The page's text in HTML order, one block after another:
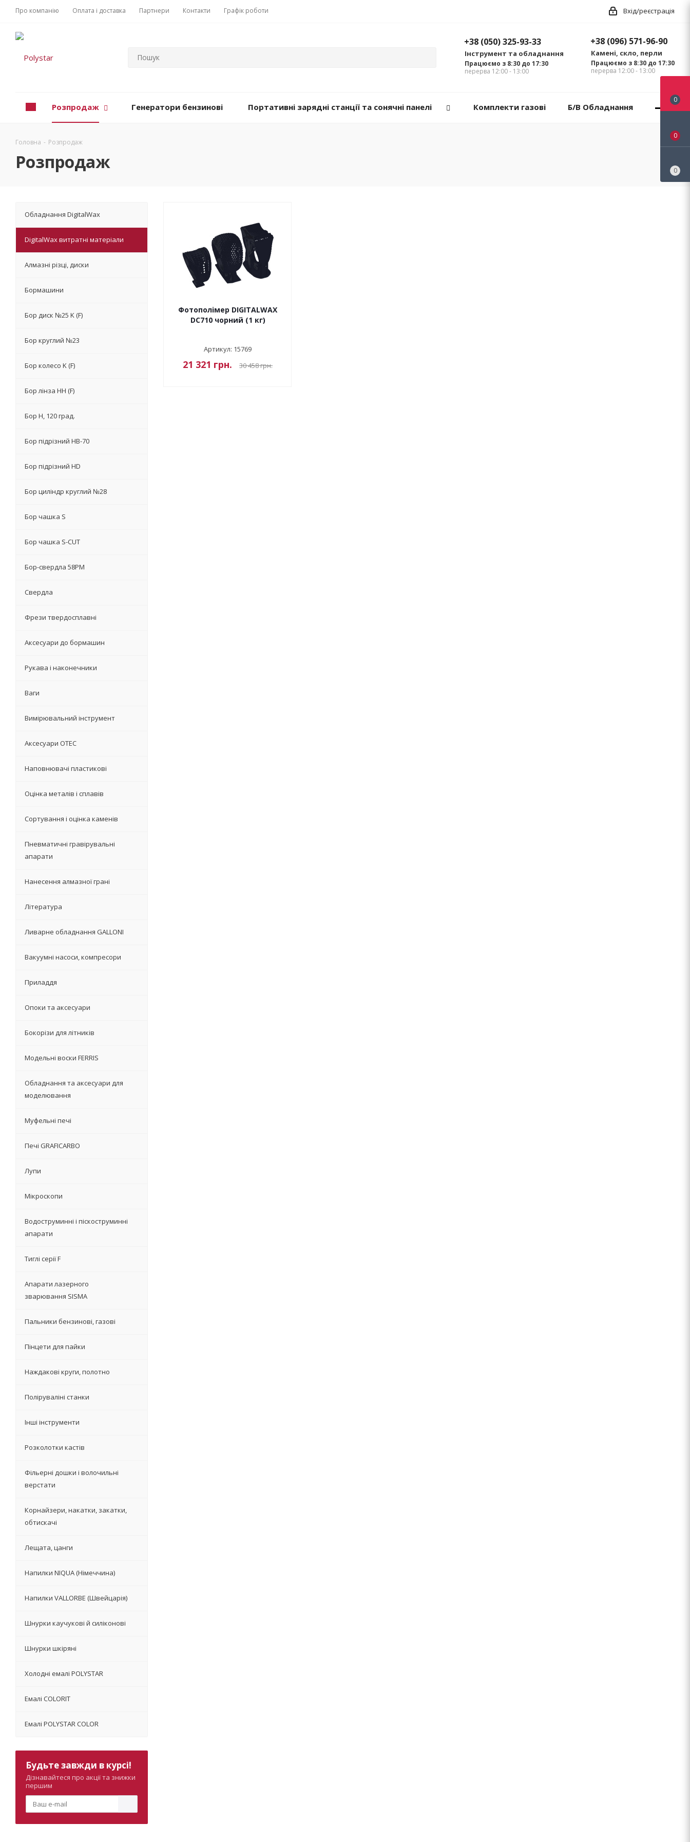
Про компанію Оплата і доставка Партнери Контакти Графік роботи Вхід/реєстрація
+38 (096) 571-96-90
Камені, скло, перли
Працюємо з 8:30 до 17:30
перерва 12:00 - 13:00
+38 (050) 325-93-33
Інструмент та обладнання
Працюємо з 8:30 до 17:30
перерва 12:00 - 13:00
Розпродаж Генератори бензинові Портативні зарядні станції та сонячні панелі Комплекти газові Б/В Обладнання
Головна - Розпродаж
Розпродаж
Фотополімер DIGITALWAX
DC710 чорний (1 кг)
Артикул: 15769
21 321 грн. 30 458грн.
Обладнання DigitalWax
DigitalWax витратні матеріали
Алмазні різці, диски
Бормашини
Бор диск №25 K (F)
Бор круглий №23
Бор колесо K (F)
Бор лінза НН (F)
Бор Н, 120 град.
Бор підрізний HB-70
Бор підрізний HD
Бор циліндр круглий №28
Бор чашка S
Бор чашка S-CUT
Бор-свердла 58PM
Свердла
Фрези твердосплавні
Аксесуари до бормашин
Рукава і наконечники
Ваги
Вимірювальний інструмент
Аксесуари OTEC
Наповнювачі пластикові
Оцінка металів і сплавів
Сортування і оцінка каменів
Пневматичні гравірувальні
апарати
Нанесення алмазної грані
Література
Ливарне обладнання GALLONI
Вакуумні насоси, компресори
Приладдя
Опоки та аксесуари
Бокорізи для літників
Модельні воски FERRIS
Обладнання та аксесуари для
моделювання
Муфельні печі
Печі GRAFICARBO
Лупи
Мікроскопи
Водоструминні і піскоструминні
апарати
Тиглі серії F
Апарати лазерного
зварювання SISMA
Пальники бензинові, газові
Пінцети для пайки
Наждакові круги, полотно
Поліруваліні станки
Інші інструменти
Розколотки кастів
Фільерні дошки і волочильні
верстати
Корнайзери, накатки, закатки,
обтискачі
Лещата, цанги
Напилки NIQUA (Німеччина)
Напилки VALLORBE (Швейцарія)
Шнурки каучукові й силіконові
Шнурки шкіряні
Холодні емалі POLYSTAR
Емалі COLORIT
Емалі POLYSTAR COLOR
Будьте завжди в курсі!
Дізнавайтеся про акції та знижки
першим
0
0
0